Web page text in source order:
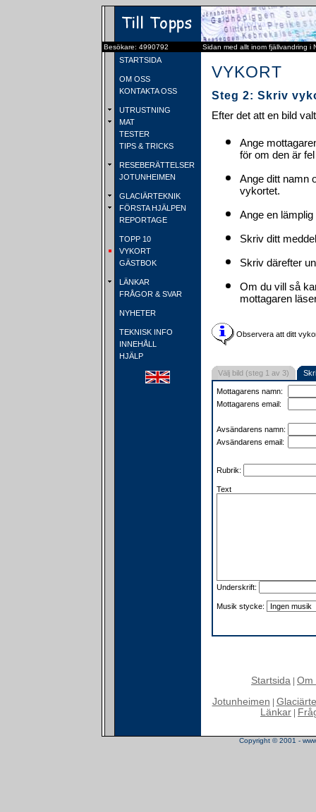
Besökare: 4990792 Sidan med allt inom fjällvandring i
STARTSIDA
OM OSS
KONTAKTA OSS
UTRUSTNING
MAT
TESTER
TIPS & TRICKS
RESEBERÄTTELSER
JOTUNHEIMEN
GLACIÄRTEKNIK
FÖRSTA HJÄLPEN
REPORTAGE
TOPP 10
VYKORT
GÄSTBOK
LÄNKAR
FRÅGOR & SVAR
NYHETER
TEKNISK INFO
INNEHÅLL
HJÄLP
VYKORT
Steg 2: Skriv
Efter det att en bild
Ange
för om den är
Ange ditt namn
vykortet.
Ange en lämplig
Skriv ditt
Skriv därefter
Om du vill så
mottagaren
Observera att ditt
Välj bild (steg 1 av 3)
Mottagarens namn:
Mottagarens email:
Avsändarens namn:
Avsändarens email:
Rubrik:
Text
Underskrift:
Musik stycke:
Startsida Om
Jotunheimen
Länkar
Copyright © 2001 -